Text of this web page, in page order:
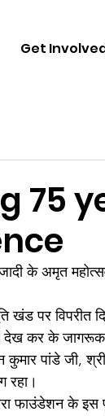
Get
75
के अमृत
खंड पर
कर के जागरूक
पांडे जी,
रहा।
फाउंडेशन के